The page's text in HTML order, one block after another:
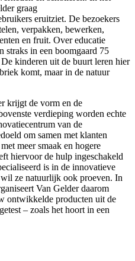
graag
eruitziet. De bezoekers
verpakken, bewerken,
en fruit. Over educatie
straks in een boomgaard 75
kinderen uit de buurt leren hier
komt, maar in de natuur
krijgt de vorm en de
verdieping worden echte
van de
om samen met klanten
meer smaak en hogere
hiervoor de hulp ingeschakeld
is in de innovatieve
ze natuurlijk ook proeven. In
Van Gelder daarom
ontwikkelde producten uit de
– zoals het hoort in een